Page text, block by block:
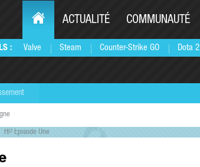
: Valve Steam Counter-Strike GO Dota 2
ACTUALITÉ COMMUNAUTÉ
Hl² Episode One